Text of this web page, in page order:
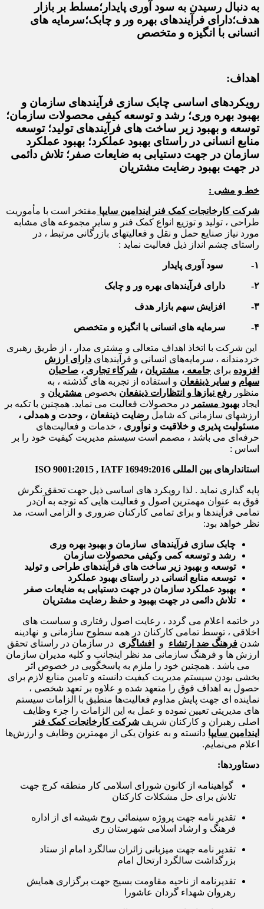
به دنبال رسیدن به سود آوری پایدار؛مسلط بر بازار
هدف؛دارای فرآیندهای بهره ور و چابک؛سرمایه های
انسانی با انگیزه و متخصص
اهداف:
رویکردهای اساسی چابک سازی فرآیندهای سازمان و
بهبود بهره وری؛ رشد و توسعه کیفی محصولات سازمان؛
توسعه و بهبود زیر ساخت های فرآیندهای تولید؛ توسعه
منابع انسانی در راستای بهبود عملکرد؛ بهبود عملکرد
سازمان در جهت دستیابی به ضایعات صفر؛ تلاش دائمی
در جهت بهبود رضایت مشتریان
خط و مشی :
شرکت کارخانجات کمک فنر ایندامین سایپا مفتخر است با مأموریت
طراحی ، تولید و توزیع انواع کمک فنر و سایر مجموعه های مشابه
مورد نیاز صنایع حمل و نقل و فعالیتهای بازرگانی مرتبط ، در
راستای چشم انداز ذیل فعالیت نماید :
۱- سود آوری پایدار
۲- دارای فرآیندهای بهره ور و چابک
۳- افزایش سهم بازار هدف
۴- سرمایه های انسانی با انگیزه و متخصص
این شرکت با اتخاذ اهداف متعالی و مشتری ‌مدار ، از طریق رهبری
خردمندانه ، سرمایه‌های انسانی و فرآیندهای دارای ارزش
افزوده برای جامعه ‌، مشتریان ، شرکاء تجاری ‌ ، صاحبان
سهام و سایر ذینفعان و استفاده از تجربه های گذشته ‌، به
منظور رفع نیازها و انتظارات ذینفعان بخصوص مشتریان و
ایجاد بهبود مستمر در محصولات‌ فعالیت می نماید. همچنین با تکیه بر
ارزشهای سازمانی که شامل رضایت ذینفعان ، وحدت و همدلی ،
مسئولیت پذیری و خلاقیت و نوآوری ، خدمات و فعالیت‌های
حرفه‌ای می باشد ، مصمم است سیستم مدیریت کیفیت خود را بر
اساس :
استاندارهای بین المللی ISO 9001:2015 , IATF 16949:2016
پایه گذاری نماید . لذا رویکرد های اساسی ذیل جهت تحقق نگرش
فوق به عنوان مهمترین اصول و فعالیت هایی که توجه به آن‌در
تمامی فرآیندها و برای تمامی کارکنان ضروری و الزامی است، مد
نظر خواهد بود:
چابک سازی فرآیندهای سازمان و بهبود بهره وری
رشد و توسعه کمی وکیفی محصولات سازمان
توسعه و بهبود زیر ساخت های فرآیندهای طراحی و تولید
توسعه منابع انسانی در راستای بهبود عملکرد
بهبود عملکرد سازمان در جهت دستیابی به ضایعات صفر
تلاش دائمی در جهت بهبود و حفظ رضایت مشتریان
در خاتمه اعلام می گردد ، رعایت اصول رفتاری و سیاست های
اخلاقی ، توسط تمامی کارکنان در همه سطوح سازمانی و نهادینه
شدن فرهنگ ضد ارتشاء و افشاگری در سازمان در راستای تحقق
ارزش ها و فرهنگ سازمانی مد نظر اینجانب و کلیه مدیران سازمان
می باشد . همچنین خود را ملزم به پاسخگویی در خصوص اثر
بخشی بودن سیستم مدیریت کیفیت دانسته و تامین منابع لازم برای
حصول به اهداف فوق را متعهد شده و علاوه بر تعهد شخصی ،
نماینده ای جهت پایش مداوم فعالیت‌ها منطبق با الزامات سیستم
‌های مدیریتی تعیین نموده و عمل به این الزامات را جزء وظایف
اصلی رهبران و کارکنان شریف شرکت کارخانجات کمک فنر
ایندامین سایپا دانسته و به عنوان یکی از مهمترین وظایف و ارزش‌ها
اعلام می‌نمایم.
دستاوردها:
گواهینامه از کانون شورای اسلامی کار منطقه کرج جهت
تلاش برای حل مشکلات کارکنان
تقدیر نامه جهت پروژه سینمائی روح شیشه ای از اداره
فرهنگ و ارشاد اسلامی شهرستان ری
تقدیر نامه جهت میزبانی زائران سالگرد امام از ستاد
بزرگداشت سالگرد ارتحال امام
تقدیرنامه از ناحیه مقاومت بسیج جهت برگزاری همایش
رهروان شهداء گردان عاشورا